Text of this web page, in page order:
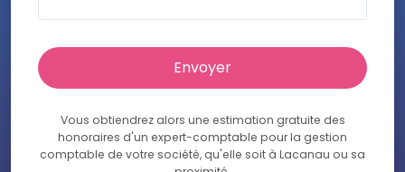
Vous obtiendrez alors une estimation gratuite des
honoraires d'un expert-comptable pour la gestion
comptable de votre société, qu'elle soit à Lacanau ou sa